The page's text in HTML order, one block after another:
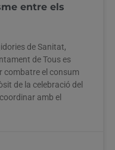
entre els
de Sanitat,
de Tous es
combatre el consum
de la celebració del
amb el